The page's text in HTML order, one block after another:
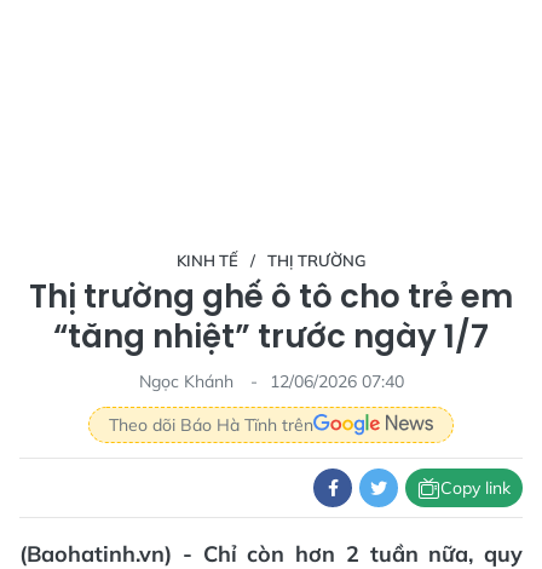
KINH TẾ THỊ TRƯỜNG
Thị trường ghế ô tô cho trẻ em
“tăng nhiệt” trước ngày 1/7
Ngọc Khánh
12/06/2026 07:40
Theo dõi Báo Hà Tĩnh trên
Copy link
(Baohatinh.vn) - Chỉ còn hơn 2 tuần nữa, quy